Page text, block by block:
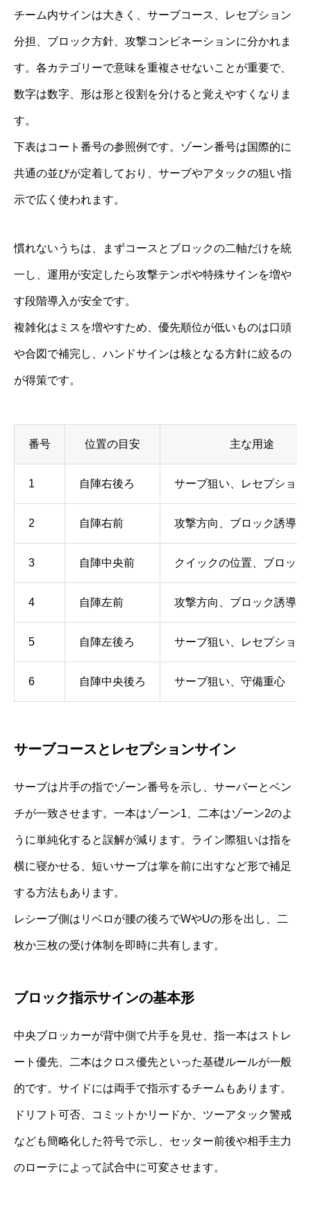
チーム内サインは大きく、サーブコース、レセプション
分担、ブロック方針、攻撃コンビネーションに分かれま
す。各カテゴリーで意味を重複させないことが重要で、
数字は数字、形は形と役割を分けると覚えやすくなりま
す。
下表はコート番号の参照例です。ゾーン番号は国際的に
共通の並びが定着しており、サーブやアタックの狙い指
示で広く使われます。
慣れないうちは、まずコースとブロックの二軸だけを統
一し、運用が安定したら攻撃テンポや特殊サインを増や
す段階導入が安全です。
複雑化はミスを増やすため、優先順位が低いものは口頭
や合図で補完し、ハンドサインは核となる方針に絞るの
が得策です。
番号 位置の目安 主な用途
1 自陣右後ろ サーブ狙い、レセプション
2 自陣右前 攻撃方向、ブロック誘導
3 自陣中央前 クイックの位置、ブロック
4 自陣左前 攻撃方向、ブロック誘導
5 自陣左後ろ サーブ狙い、レセプション
6 自陣中央後ろ サーブ狙い、守備重心
サーブコースとレセプションサイン
サーブは片手の指でゾーン番号を示し、サーバーとベン
チが一致させます。一本はゾーン1、二本はゾーン2のよ
うに単純化すると誤解が減ります。ライン際狙いは指を
横に寝かせる、短いサーブは掌を前に出すなど形で補足
する方法もあります。
レシーブ側はリベロが腰の後ろでWやUの形を出し、二
枚か三枚の受け体制を即時に共有します。
ブロック指示サインの基本形
中央ブロッカーが背中側で片手を見せ、指一本はストレ
ート優先、二本はクロス優先といった基礎ルールが一般
的です。サイドには両手で指示するチームもあります。
ドリフト可否、コミットかリードか、ツーアタック警戒
なども簡略化した符号で示し、セッター前後や相手主力
のローテによって試合中に可変させます。